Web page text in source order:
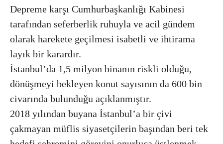
Depreme karşı Cumhurbaşkanlığı Kabinesi
tarafından seferberlik ruhuyla ve acil gündem
olarak harekete geçilmesi isabetli ve ihtirama
layık bir karardır.
İstanbul’da 1,5 milyon binanın riskli olduğu,
dönüşmeyi bekleyen konut sayısının da 600 bin
civarında bulunduğu açıklanmıştır.
2018 yılından buyana İstanbul’a bir çivi
çakmayan müflis siyasetçilerin başından beri tek